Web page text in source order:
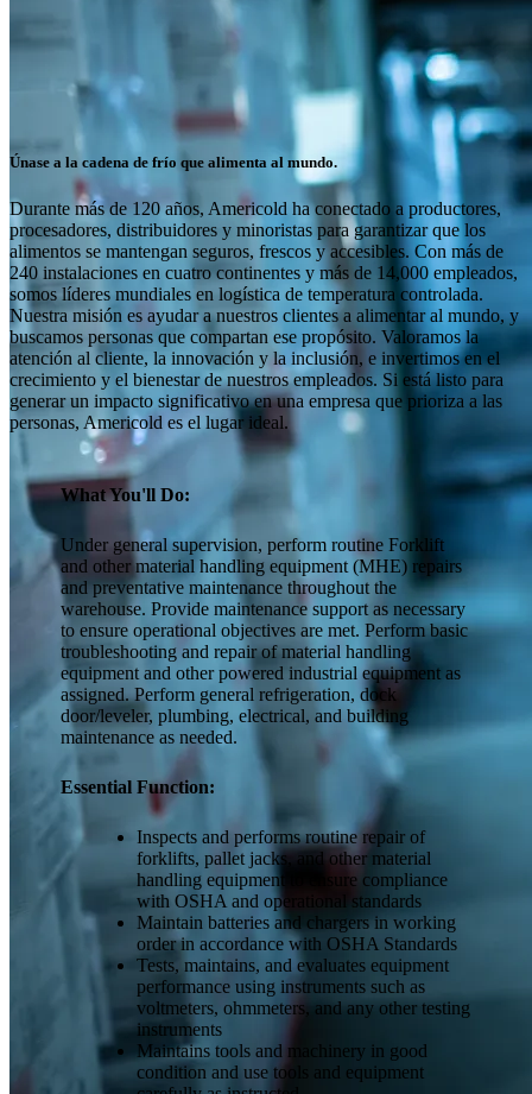
Únase a la cadena de frío que alimenta al mundo.
Durante más de 120 años, Americold ha conectado a productores,
procesadores, distribuidores y minoristas para garantizar que los
alimentos se mantengan seguros, frescos y accesibles. Con más de
240 instalaciones en cuatro continentes y más de 14,000 empleados,
somos líderes mundiales en logística de temperatura controlada.
Nuestra misión es ayudar a nuestros clientes a alimentar al mundo, y
buscamos personas que compartan ese propósito. Valoramos la
atención al cliente, la innovación y la inclusión, e invertimos en el
crecimiento y el bienestar de nuestros empleados. Si está listo para
generar un impacto significativo en una empresa que prioriza a las
personas, Americold es el lugar ideal.
What You'll Do:
Under general supervision, perform routine Forklift
and other material handling equipment (MHE) repairs
and preventative maintenance throughout the
warehouse. Provide maintenance support as necessary
to ensure operational objectives are met. Perform basic
troubleshooting and repair of material handling
equipment and other powered industrial equipment as
assigned. Perform general refrigeration, dock
door/leveler, plumbing, electrical, and building
maintenance as needed.
Essential Function:
Inspects and performs routine repair of
forklifts, pallet jacks, and other material
handling equipment to ensure compliance
with OSHA and operational standards
Maintain batteries and chargers in working
order in accordance with OSHA Standards
Tests, maintains, and evaluates equipment
performance using instruments such as
voltmeters, ohmmeters, and any other testing
instruments
Maintains tools and machinery in good
condition and use tools and equipment